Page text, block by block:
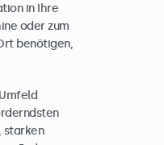
in Ihre
oder zum
benötigen,
starken